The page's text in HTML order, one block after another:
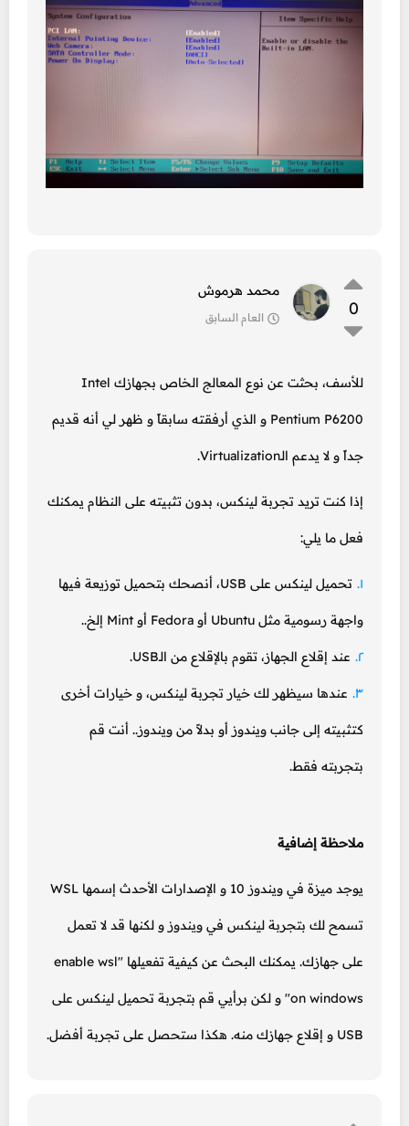
0
محمد هرموش
العام السابق
للأسف، بحثت عن نوع المعالج الخاص بجهازك Intel
Pentium P6200 و الذي أرفقته سابقاً و ظهر لي أنه قديم
جداً و لا يدعم الـVirtualization.
إذا كنت تريد تجربة لينكس، بدون تثبيته على النظام يمكنك
فعل ما يلي:
تحميل لينكس على USB، أنصحك بتحميل توزيعة فيها
واجهة رسومية مثل Ubuntu أو Fedora أو Mint إلخ..
عند إقلاع الجهاز، تقوم بالإقلاع من الـUSB.
عندها سيظهر لك خيار تجربة لينكس، و خيارات أخرى
كتثبيته إلى جانب ويندوز أو بدلاً من ويندوز.. أنت قم
بتجربته فقط.
ملاحظة إضافية
يوجد ميزة في ويندوز 10 و الإصدارات الأحدث إسمها WSL
تسمح لك بتجربة لينكس في ويندوز و لكنها قد لا تعمل
على جهازك. يمكنك البحث عن كيفية تفعيلها "enable wsl
on windows" و لكن برأيي قم بتجربة تحميل لينكس على
USB و إقلاع جهازك منه. هكذا ستحصل على تجربة أفضل.